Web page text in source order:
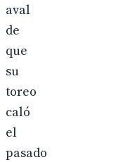
aval
de
que
su
toreo
caló
el
pasado